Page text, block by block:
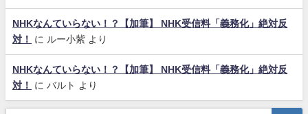
NHKなんていらない！？【加筆】 NHK受信料「義務化」絶対反
対！
に ルー小紫 より
NHKなんていらない！？【加筆】 NHK受信料「義務化」絶対反
対！
に バルト より